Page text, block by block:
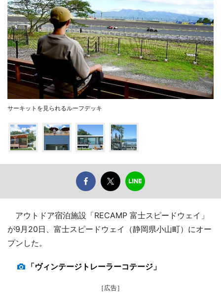
サーキットを見られるルーフデッキ
アウトドア宿泊施設「RECAMP 富士スピードウェイ」
が9月20日、富士スピードウェイ（静岡県小山町）にオー
プンした。
「ヴィンテージトレーラーコテージ」
［広告］